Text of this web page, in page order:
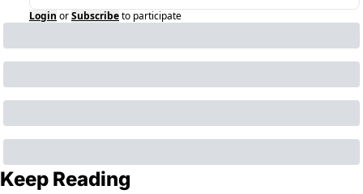
Login orSubscribeto participate
Keep Reading